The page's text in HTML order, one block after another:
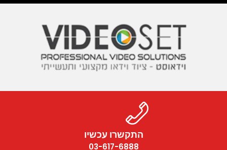
התקשרו עכשיו
03-617-6888